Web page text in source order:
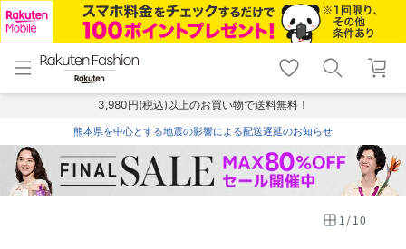
menu home
トップ
shopping_cart lock_outline
ログイン
3,980円(税込)以上のお買い物で送料無料！
熊本県を中心とする地震の影響による配送遅延のお知らせ
1/10